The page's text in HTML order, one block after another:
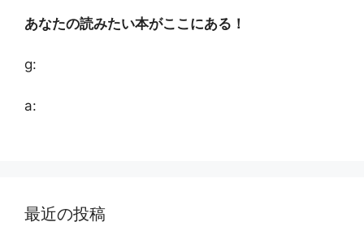
あなたの読みたい本がここにある！
g:
a:
最近の投稿